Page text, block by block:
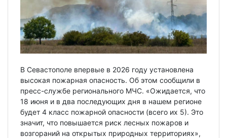
В Севастополе впервые в 2026 году установлена
высокая пожарная опасность. Об этом сообщили в
пресс-службе регионального МЧС. «Ожидается, что
18 июня и в два последующих дня в нашем регионе
будет 4 класс пожарной опасности (всего их 5). Это
значит, что повышается риск лесных пожаров и
возгораний на открытых природных территориях»,